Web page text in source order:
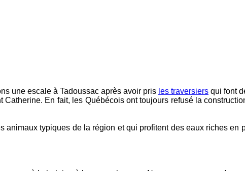
une escale à Tadoussac après avoir pris les traversiers qui font
En fait, les Québécois ont toujours refusé la
typiques de la région et qui profitent des eaux riches en